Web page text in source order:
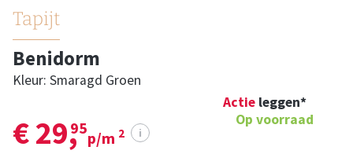
Tapijt
Benidorm
Kleur: Smaragd Groen
€ 29,
95
p/m 2 i
Actie leggen*
Op voorraad